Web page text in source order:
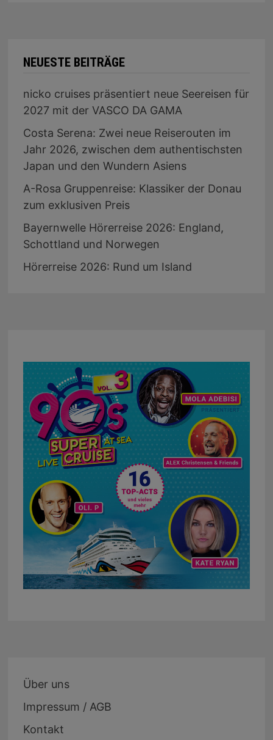
NEUESTE BEITRÄGE
nicko cruises präsentiert neue Seereisen für
2027 mit der VASCO DA GAMA
Costa Serena: Zwei neue Reiserouten im
Jahr 2026, zwischen dem authentischsten
Japan und den Wundern Asiens
A-Rosa Gruppenreise: Klassiker der Donau
zum exklusiven Preis
Bayernwelle Hörerreise 2026: England,
Schottland und Norwegen
Hörerreise 2026: Rund um Island
Über uns
Impressum / AGB
Kontakt